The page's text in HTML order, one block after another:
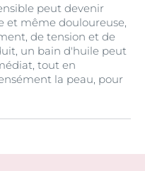
peut devenir
même douloureuse,
de tension et de
un bain d'huile peut
tout en
la peau, pour